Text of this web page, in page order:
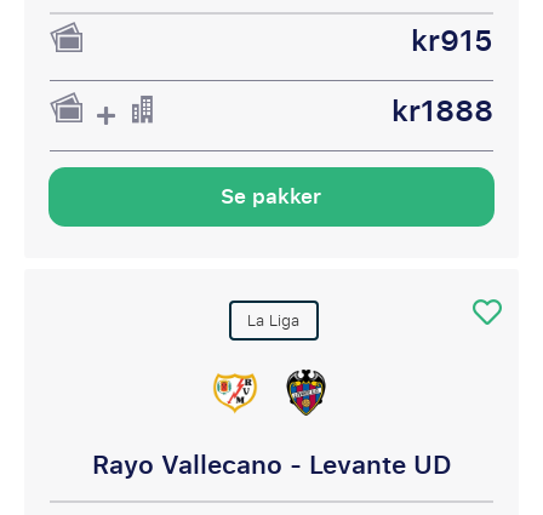
kr915
kr1888
Se pakker
La Liga
Rayo Vallecano - Levante UD